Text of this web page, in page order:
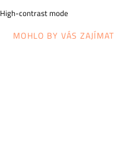
High-contrast mode
MOHLO BY VÁS ZAJÍMAT